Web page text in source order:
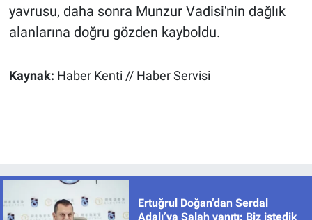
yavrusu, daha sonra Munzur Vadisi'nin dağlık
alanlarına doğru gözden kayboldu.
Kaynak: Haber Kenti // Haber Servisi
Ertuğrul Doğan’dan Serdal
Adalı’ya Salah yanıtı: Biz istedik